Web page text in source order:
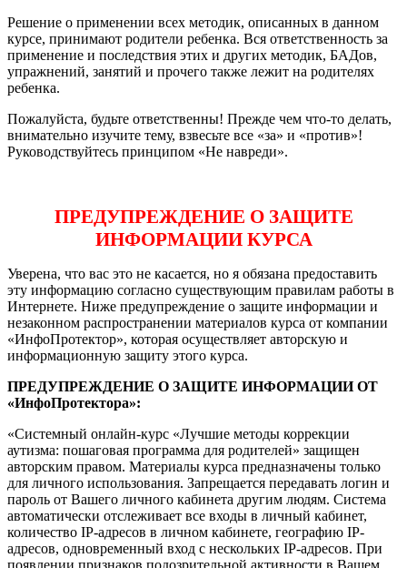
Решение о применении всех методик, описанных в данном
курсе, принимают родители ребенка. Вся ответственность за
применение и последствия этих и других методик, БАДов,
упражнений, занятий и прочего также лежит на родителях
ребенка.
Пожалуйста, будьте ответственны! Прежде чем что-то делать,
внимательно изучите тему, взвесьте все «за» и «против»!
Руководствуйтесь принципом «Не навреди».
ПРЕДУПРЕЖДЕНИЕ О ЗАЩИТЕ
ИНФОРМАЦИИ КУРСА
Уверена, что вас это не касается, но я обязана предоставить
эту информацию согласно существующим правилам работы в
Интернете. Ниже предупреждение о защите информации и
незаконном распространении материалов курса от компании
«ИнфоПротектор», которая осуществляет авторскую и
информационную защиту этого курса.
ПРЕДУПРЕЖДЕНИЕ О ЗАЩИТЕ ИНФОРМАЦИИ ОТ
«ИнфоПротектора»:
«Системный онлайн-курс «Лучшие методы коррекции
аутизма: пошаговая программа для родителей» защищен
авторским правом. Материалы курса предназначены только
для личного использования. Запрещается передавать логин и
пароль от Вашего личного кабинета другим людям. Система
автоматически отслеживает все входы в личный кабинет,
количество IP-адресов в личном кабинете, географию IP-
адресов, одновременный вход с нескольких IP-адресов. При
появлении признаков подозрительной активности в Вашем